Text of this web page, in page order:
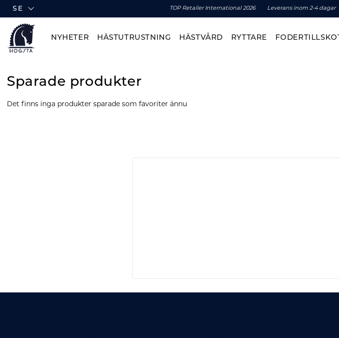
SE TOP Retailer International 2026 Leverans inom 2-4 dagar
NYHETER HÄSTUTRUSTNING HÄSTVÅRD RYTTARE
Sparade produkter
Det finns inga produkter sparade som favoriter ännu